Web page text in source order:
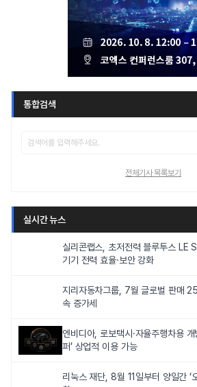
통합검색
전체기사 목록보기
실시간 뉴스
실리콘랩스, 초저전력 블루투스 LE
기기 전력 효율·보안 강화
지리자동차그룹, 7월 글로벌 판매
속 증가세
엔비디아, 로보택시·자율주행차용
퍼’ 상업적 이용 가능
리눅스 재단, 8월 11일부터 양일간 ‘